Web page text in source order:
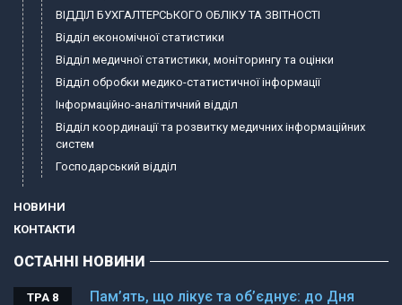
ВІДДІЛ БУХГАЛТЕРСЬКОГО ОБЛІКУ ТА ЗВІТНОСТІ
Відділ економічної статистики
Відділ медичної статистики, моніторингу та оцінки
Відділ обробки медико-статистичної інформації
Інформаційно-аналітичний відділ
Відділ координації та розвитку медичних інформаційних
систем
Господарський відділ
НОВИНИ
КОНТАКТИ
ОСТАННІ НОВИНИ
Пам’ять, що лікує та об’єднує: до Дня
ТРА 8